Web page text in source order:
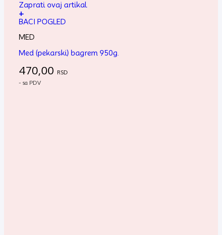
Zaprati ovaj artikal
+
BACI POGLED
MED
Med (pekarski) bagrem 950g.
470,00 RSD
- sa PDV